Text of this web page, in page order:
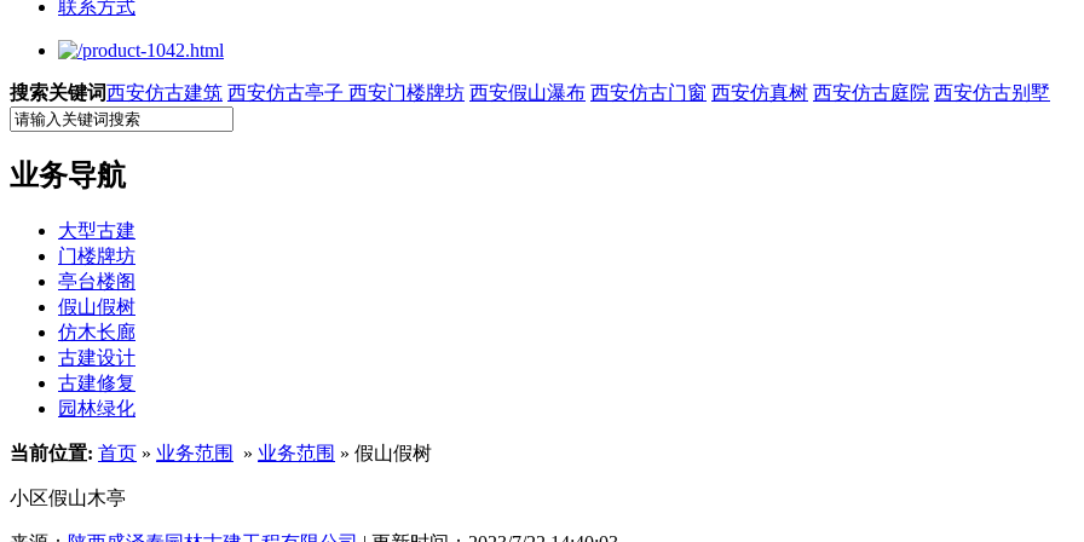
联系方式
搜索关键词西安仿古建筑 西安仿古亭子 西安门楼牌坊 西安假山瀑布 西安仿古门窗 西安仿真树 西安仿古庭院 西安仿古别墅
业务导航
大型古建
门楼牌坊
亭台楼阁
假山假树
仿木长廊
古建设计
古建修复
园林绿化
当前位置: 首页 » 业务范围 » 业务范围 » 假山假树
小区假山木亭